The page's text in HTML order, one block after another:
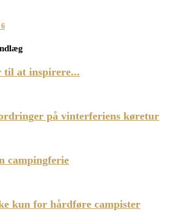
til at inspirere...
på vinterferiens køretur
campingferie
kun for hårdføre campister